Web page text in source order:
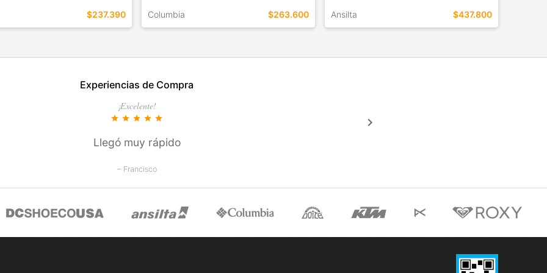
$237.390 Columbia $263.600 Ansilta $437.800
Experiencias de Compra
¡Excelente!
star star star star star
Llegó muy rápido
– Francisco
keyboard_arrow_right